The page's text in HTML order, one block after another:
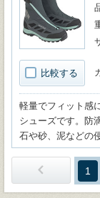
比較する
軽量でフィット感
シューズです。防
石や砂、泥などの
1